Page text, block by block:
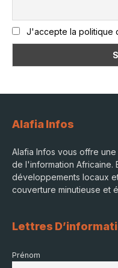
J'accepte la politique
Alafia Infos
Alafia Infos vous offre
de l'information Africaine.
développements locaux
couverture minutieuse et
Lettres
Prénom